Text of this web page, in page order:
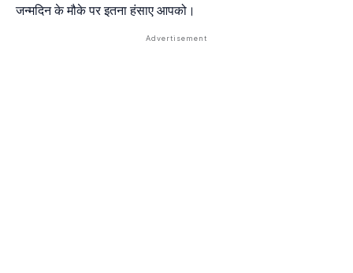
जन्मदिन के मौके पर इतना हंसाए आपको।